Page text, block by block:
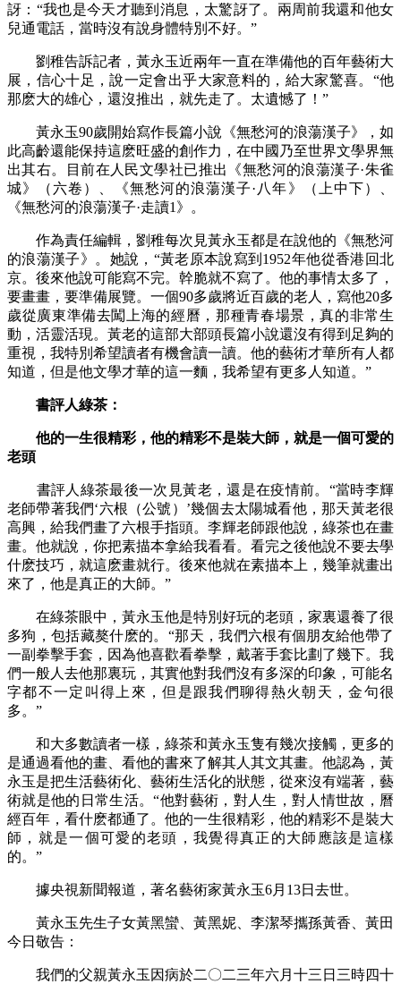
訝：“我也是今天才聽到消息，太驚訝了。兩周前我還和他女
兒通電話，當時沒有說身體特別不好。”
劉稚告訴記者，黃永玉近兩年一直在準備他的百年藝術大
展，信心十足，說一定會出乎大家意料的，給大家驚喜。“他
那麽大的雄心，還沒推出，就先走了。太遺憾了！”
黃永玉90歲開始寫作長篇小說《無愁河的浪蕩漢子》，如
此高齡還能保持這麽旺盛的創作力，在中國乃至世界文學界無
出其右。目前在人民文學社已推出《無愁河的浪蕩漢子·朱雀
城》（六卷）、《無愁河的浪蕩漢子·八年》（上中下）、
《無愁河的浪蕩漢子·走讀1》。
作為責任編輯，劉稚每次見黃永玉都是在說他的《無愁河
的浪蕩漢子》。她說，“黃老原本說寫到1952年他從香港回北
京。後來他說可能寫不完。幹脆就不寫了。他的事情太多了，
要畫畫，要準備展覽。一個90多歲將近百歲的老人，寫他20多
歲從廣東準備去闖上海的經曆，那種青春場景，真的非常生
動，活靈活現。黃老的這部大部頭長篇小說還沒有得到足夠的
重視，我特別希望讀者有機會讀一讀。他的藝術才華所有人都
知道，但是他文學才華的這一麵，我希望有更多人知道。”
書評人綠茶：
他的一生很精彩，他的精彩不是裝大師，就是一個可愛的
老頭
書評人綠茶最後一次見黃老，還是在疫情前。“當時李輝
老師帶著我們‘六根（公號）’幾個去太陽城看他，那天黃老很
高興，給我們畫了六根手指頭。李輝老師跟他說，綠茶也在畫
畫。他就說，你把素描本拿給我看看。看完之後他說不要去學
什麽技巧，就這麽畫就行。後來他就在素描本上，幾筆就畫出
來了，他是真正的大師。”
在綠茶眼中，黃永玉他是特別好玩的老頭，家裏還養了很
多狗，包括藏獒什麽的。“那天，我們六根有個朋友給他帶了
一副拳擊手套，因為他喜歡看拳擊，戴著手套比劃了幾下。我
們一般人去他那裏玩，其實他對我們沒有多深的印象，可能名
字都不一定叫得上來，但是跟我們聊得熱火朝天，金句很
多。”
和大多數讀者一樣，綠茶和黃永玉隻有幾次接觸，更多的
是通過看他的畫、看他的書來了解其人其文其畫。他認為，黃
永玉是把生活藝術化、藝術生活化的狀態，從來沒有端著，藝
術就是他的日常生活。“他對藝術，對人生，對人情世故，曆
經百年，看什麽都通了。他的一生很精彩，他的精彩不是裝大
師，就是一個可愛的老頭，我覺得真正的大師應該是這樣
的。”
據央視新聞報道，著名藝術家黃永玉6月13日去世。
黃永玉先生子女黃黑蠻、黃黑妮、李潔琴攜孫黃香、黃田
今日敬告：
我們的父親黃永玉因病於二〇二三年六月十三日三時四十